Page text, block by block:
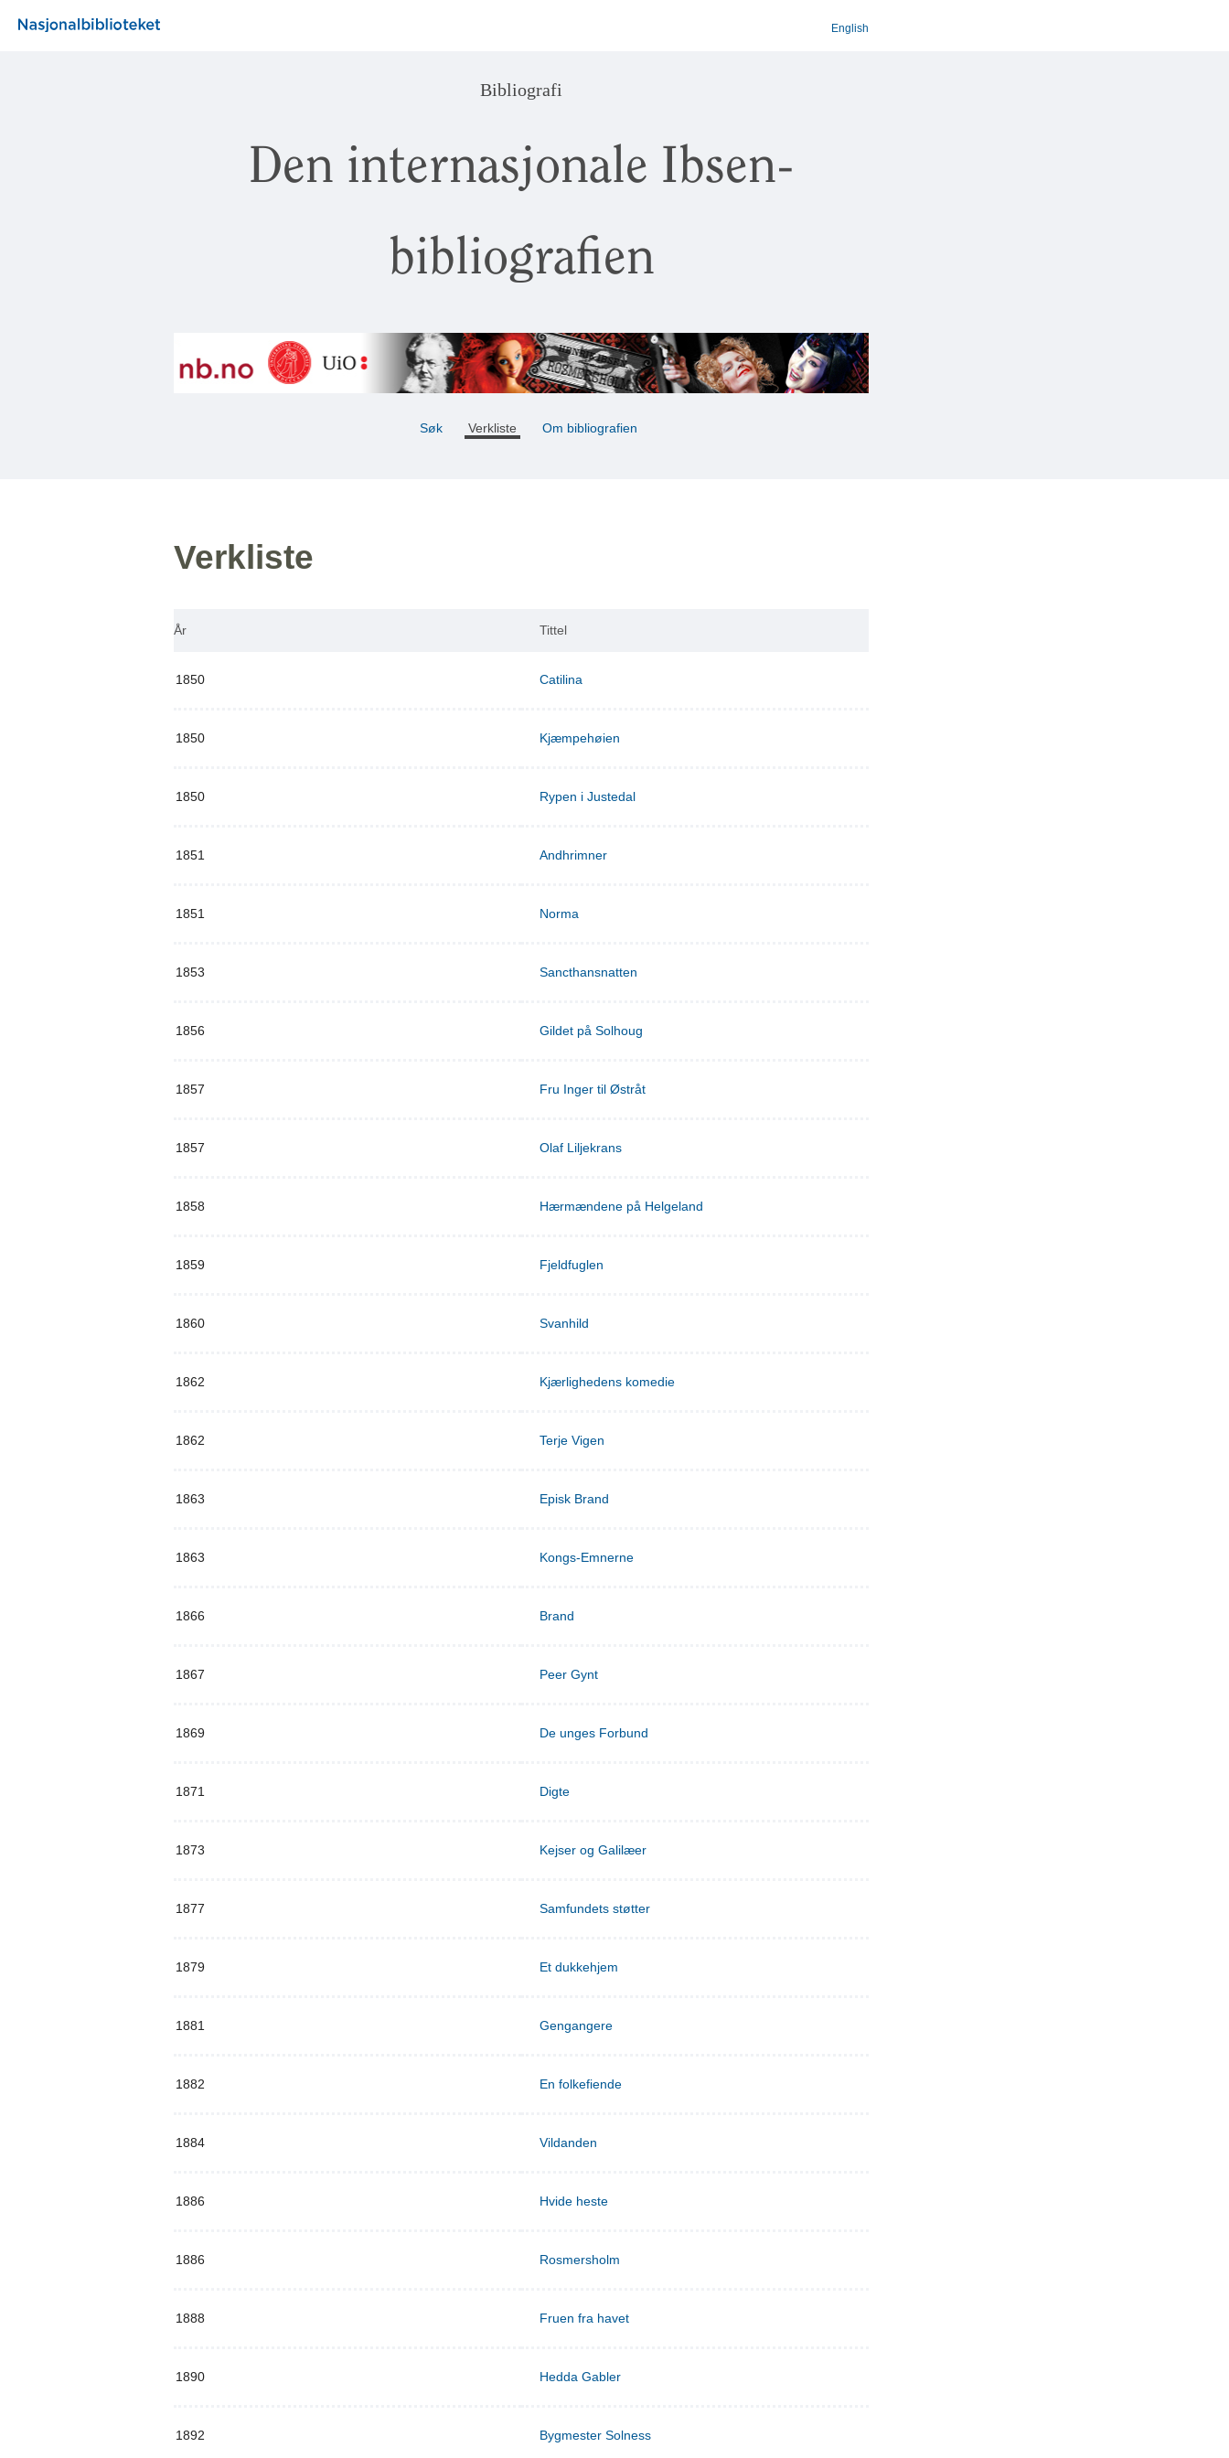
English
Bibliografi
Den internasjonale Ibsen-
bibliografien
Søk Verkliste Om bibliografien
Verkliste
År Tittel
1850 Catilina
1850 Kjæmpehøien
1850 Rypen i Justedal
1851 Andhrimner
1851 Norma
1853 Sancthansnatten
1856 Gildet på Solhoug
1857 Fru Inger til Østråt
1857 Olaf Liljekrans
1858 Hærmændene på Helgeland
1859 Fjeldfuglen
1860 Svanhild
1862 Kjærlighedens komedie
1862 Terje Vigen
1863 Episk Brand
1863 Kongs-Emnerne
1866 Brand
1867 Peer Gynt
1869 De unges Forbund
1871 Digte
1873 Kejser og Galilæer
1877 Samfundets støtter
1879 Et dukkehjem
1881 Gengangere
1882 En folkefiende
1884 Vildanden
1886 Hvide heste
1886 Rosmersholm
1888 Fruen fra havet
1890 Hedda Gabler
1892 Bygmester Solness